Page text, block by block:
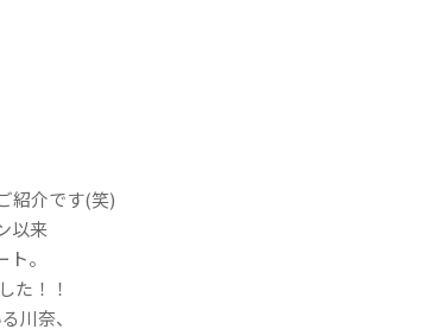
紹介です(笑)
以来
。
た！！
川奈、